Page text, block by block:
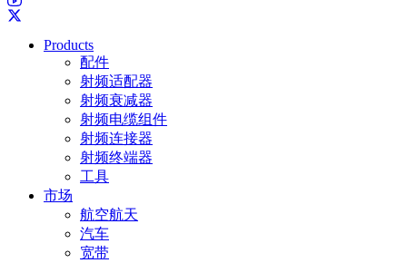
Products
配件
射频适配器
射频衰减器
射频电缆组件
射频连接器
射频终端器
工具
市场
航空航天
汽车
宽带